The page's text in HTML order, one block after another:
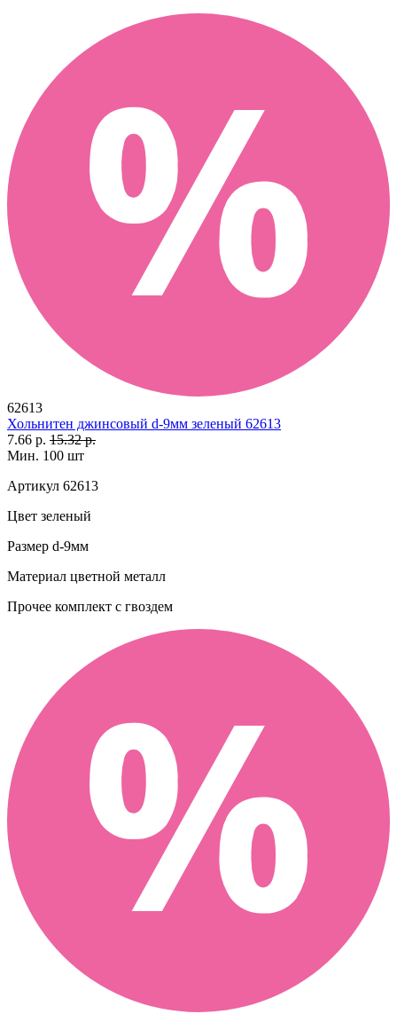
62613
Хольнитен джинсовый d-9мм зеленый 62613
7.66 р. 15.32 р.
Мин. 100 шт
Артикул 62613
Цвет зеленый
Размер d-9мм
Материал цветной металл
Прочее комплект с гвоздем